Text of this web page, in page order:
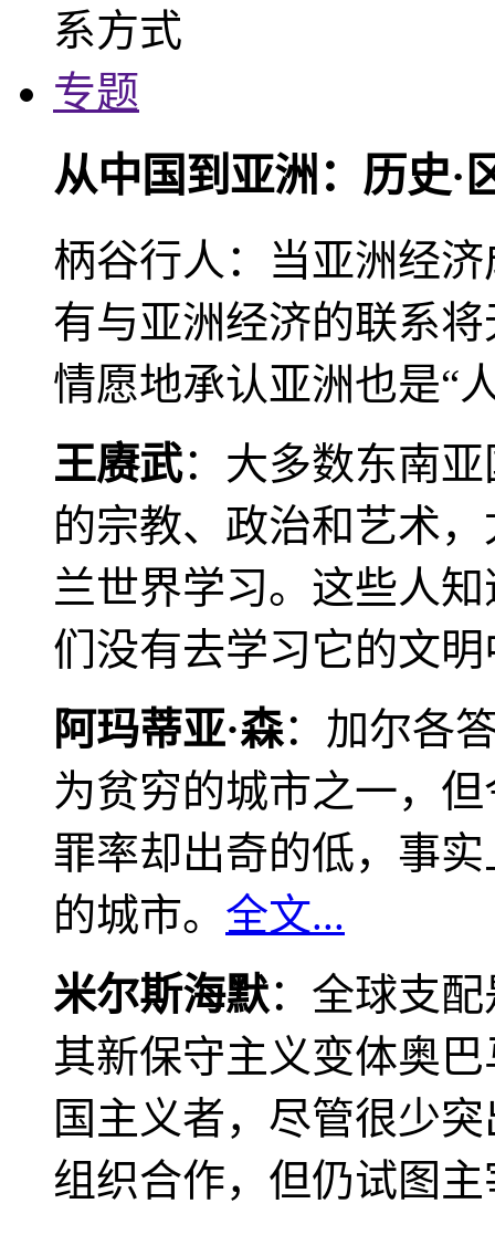
专题
从中国到亚洲：历史·
柄谷行人：当亚洲经
有与亚洲经济的联系
情愿地承认亚洲也是“
王赓武：大多数东南
的宗教、政治和艺术
兰世界学习。这些人
们没有去学习它的文
阿玛蒂亚·森：加尔各
为贫穷的城市之一，
罪率却出奇的低，事
的城市。 全文...
米尔斯海默：全球支
其新保守主义变体奥
国主义者，尽管很少
组织合作，但仍试图